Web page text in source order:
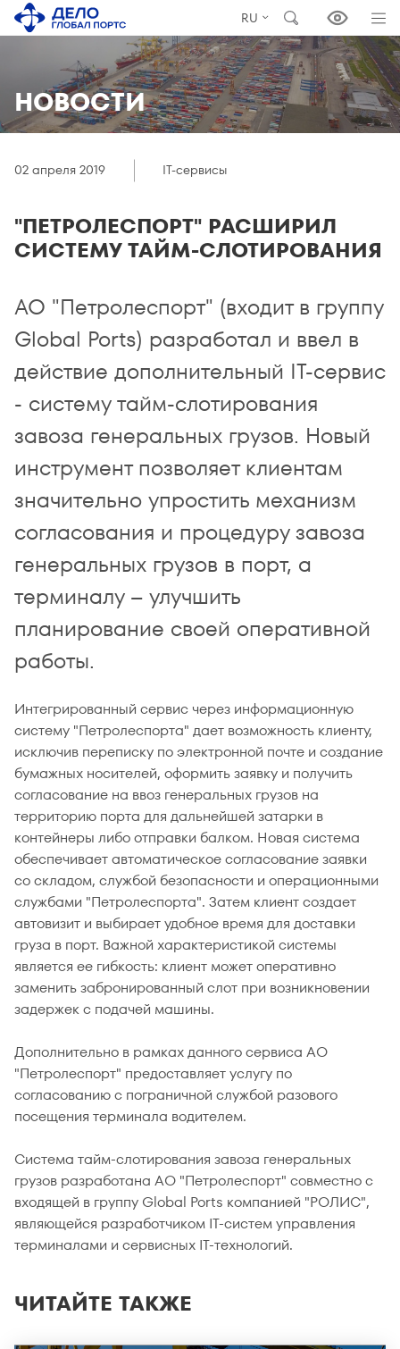
RU
НОВОСТИ
02 апреля 2019 IT-сервисы
"ПЕТРОЛЕСПОРТ" РАСШИРИЛ
СИСТЕМУ ТАЙМ-СЛОТИРОВАНИЯ
АО "Петролеспорт" (входит в группу
Global Ports) разработал и ввел в
действие дополнительный IT-сервис
- систему тайм-слотирования
завоза генеральных грузов. Новый
инструмент позволяет клиентам
значительно упростить механизм
согласования и процедуру завоза
генеральных грузов в порт, а
терминалу – улучшить
планирование своей оперативной
работы.
Интегрированный сервис через информационную
систему "Петролеспорта" дает возможность клиенту,
исключив переписку по электронной почте и создание
бумажных носителей, оформить заявку и получить
согласование на ввоз генеральных грузов на
территорию порта для дальнейшей затарки в
контейнеры либо отправки балком. Новая система
обеспечивает автоматическое согласование заявки
со складом, службой безопасности и операционными
службами "Петролеспорта". Затем клиент создает
автовизит и выбирает удобное время для доставки
груза в порт. Важной характеристикой системы
является ее гибкость: клиент может оперативно
заменить забронированный слот при возникновении
задержек с подачей машины.
Дополнительно в рамках данного сервиса АО
"Петролеcпорт" предоставляет услугу по
согласованию с пограничной службой разового
посещения терминала водителем.
Система тайм-слотирования завоза генеральных
грузов разработана АО "Петролеспорт" совместно с
входящей в группу Global Ports компанией "РОЛИС",
являющейся разработчиком IT-систем управления
терминалами и сервисных IT-технологий.
ЧИТАЙТЕ ТАКЖЕ